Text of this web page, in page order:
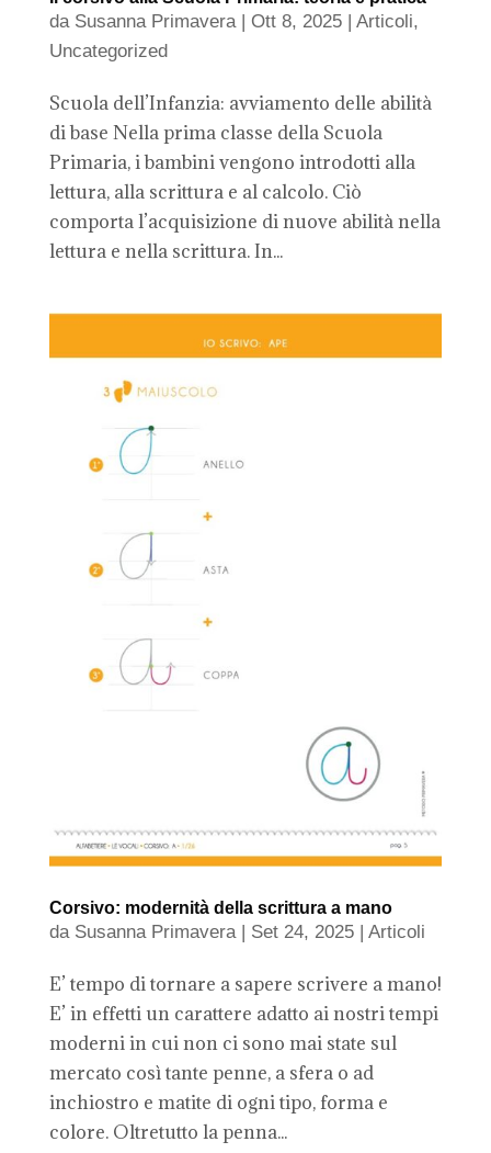
da Susanna Primavera| Ott 8, 2025| Articoli,
Uncategorized
Scuola dell’Infanzia: avviamento delle abilità
di base Nella prima classe della Scuola
Primaria, i bambini vengono introdotti alla
lettura, alla scrittura e al calcolo. Ciò
comporta l’acquisizione di nuove abilità nella
lettura e nella scrittura. In...
Corsivo: modernità della scrittura a mano
da Susanna Primavera| Set 24, 2025| Articoli
E’ tempo di tornare a sapere scrivere a mano!
E’ in effetti un carattere adatto ai nostri tempi
moderni in cui non ci sono mai state sul
mercato così tante penne, a sfera o ad
inchiostro e matite di ogni tipo, forma e
colore. Oltretutto la penna...